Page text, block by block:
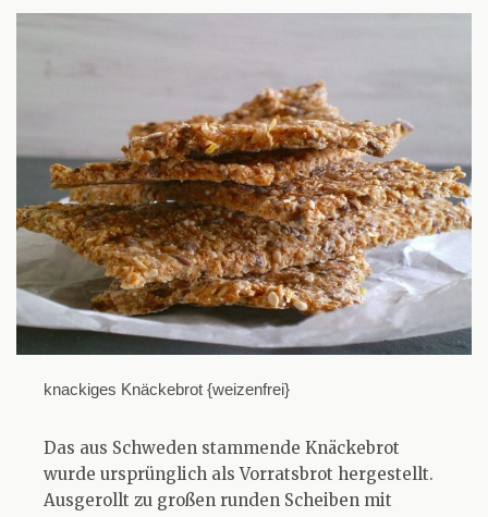
knackiges Knäckebrot {weizenfrei}
Das aus Schweden stammende Knäckebrot
wurde ursprünglich als Vorratsbrot hergestellt.
Ausgerollt zu großen runden Scheiben mit